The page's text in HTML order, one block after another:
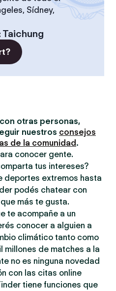
Sídney,
Taichung
otras personas,
nuestros consejos
de la comunidad .
conocer gente.
tus intereses?
deportes extremos hasta
podés chatear con
más te gusta.
te acompañe a un
conocer a alguien a
climático tanto como
millones de matches a la
no es ninguna novedad
con las citas online
tiene funciones que